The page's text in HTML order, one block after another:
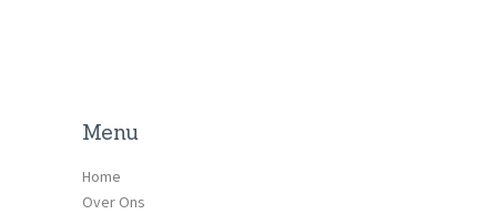
Menu
Home
Over Ons